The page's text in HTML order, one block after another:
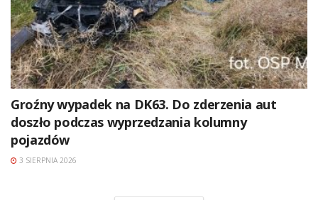
Groźny wypadek na DK63. Do zderzenia aut
doszło podczas wyprzedzania kolumny
pojazdów
3 SIERPNIA 2026